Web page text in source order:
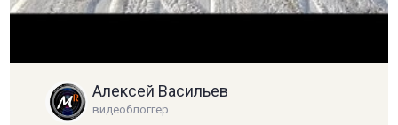
Алексей Васильев
видеоблоггер